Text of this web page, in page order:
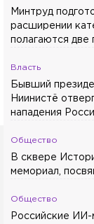
Минтруд
расширении
полагаются две
Власть
Бывший
Ниинистё
нападения
Общество
В сквере
мемориал,
Общество
Российские ИИ-